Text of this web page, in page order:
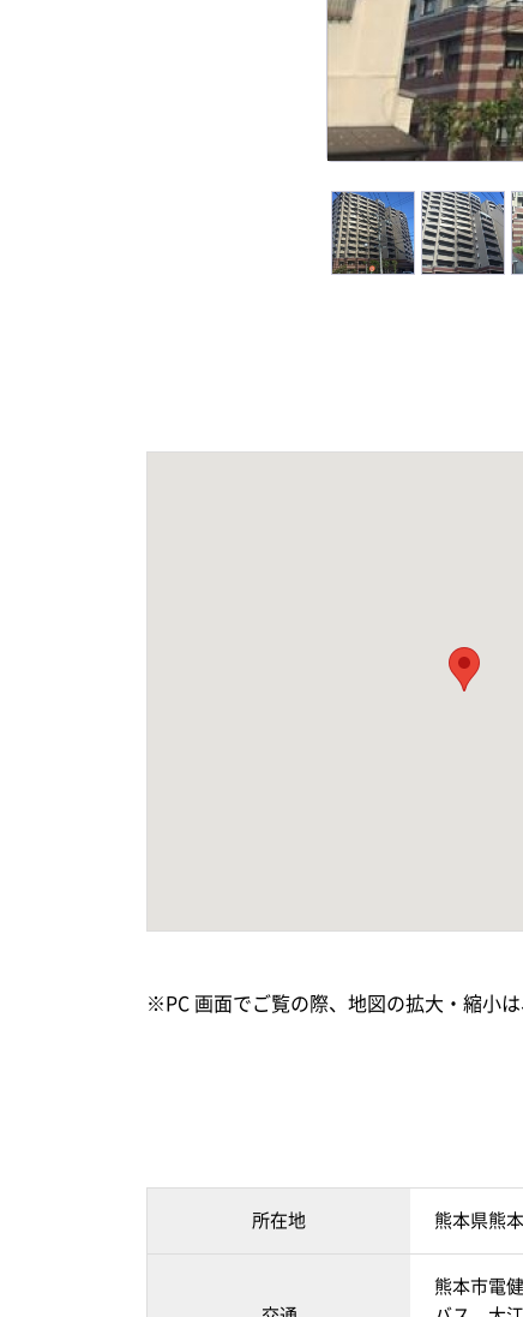
※PC 画面でご覧の際、地図の拡大・縮小
所在地 熊本県熊
熊本市電